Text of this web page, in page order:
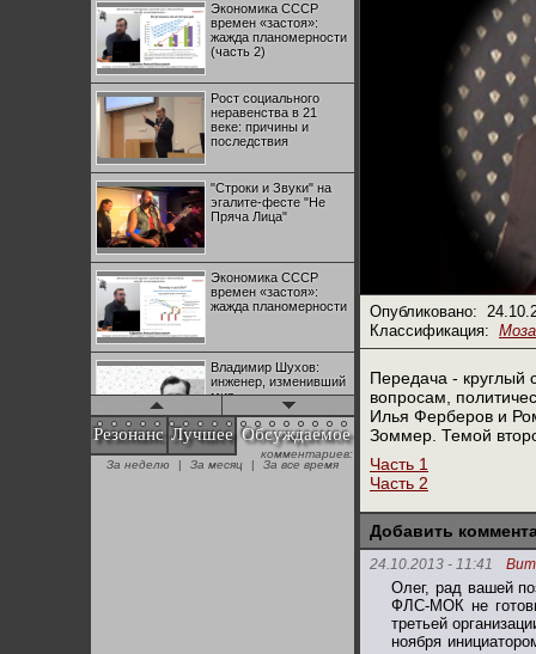
Экономика СССР
времен «застоя»:
жажда планомерности
(часть 2)
Рост социального
неравенства в 21
веке: причины и
последствия
"Строки и Звуки" на
эгалите-фесте "Не
Пряча Лица"
Экономика СССР
времен «застоя»:
жажда планомерности
Владимир Шухов:
инженер, изменивший
мир
"Аркадий Коц" на
эгалите-фесте "Не
Резонанс Лучшее Обсуждаемое
+28
Опубликовано:
Классификация:
Передача - круглый
вопросам,
Илья Ферберов и
Зоммер. Темой
Часть 1
Часть 2
Добавить
24.10.2013 - 11:41
Олег, рад вашей
ФЛС-МОК не
третьей
ноября